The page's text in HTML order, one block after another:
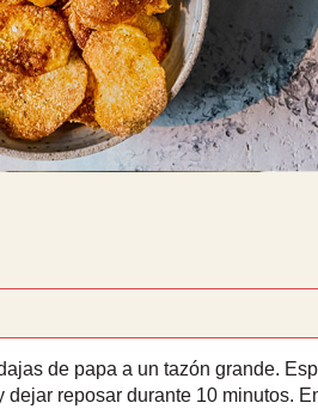
de papa a un tazón grande.
dejar reposar durante 10 minutos.